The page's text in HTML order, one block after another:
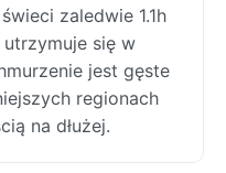
zaledwie 1.1h
się w
jest gęste
regionach
na dłużej.